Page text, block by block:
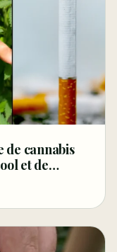
de cannabis
et de
–